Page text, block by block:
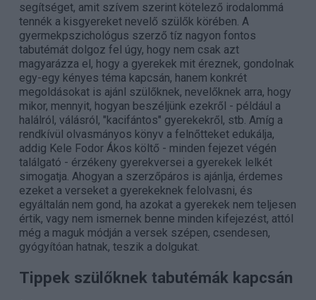
segítséget, amit szívem szerint kötelező irodalommá
tennék a kisgyereket nevelő szülők körében. A
gyermekpszichológus szerző tíz nagyon fontos
tabutémát dolgoz fel úgy, hogy nem csak azt
magyarázza el, hogy a gyerekek mit éreznek, gondolnak
egy-egy kényes téma kapcsán, hanem konkrét
megoldásokat is ajánl szülőknek, nevelőknek arra, hogy
mikor, mennyit, hogyan beszéljünk ezekről - például a
halálról, válásról, "kacifántos" gyerekekről, stb. Amíg a
rendkívül olvasmányos könyv a felnőtteket edukálja,
addig Kele Fodor Ákos költő - minden fejezet végén
találgató - érzékeny gyerekversei a gyerekek lelkét
simogatja. Ahogyan a szerzőpáros is ajánlja, érdemes
ezeket a verseket a gyerekeknek felolvasni, és
egyáltalán nem gond, ha azokat a gyerekek nem teljesen
értik, vagy nem ismernek benne minden kifejezést, attól
még a maguk módján a versek szépen, csendesen,
gyógyítóan hatnak, teszik a dolgukat.
Tippek szülőknek tabutémák kapcsán